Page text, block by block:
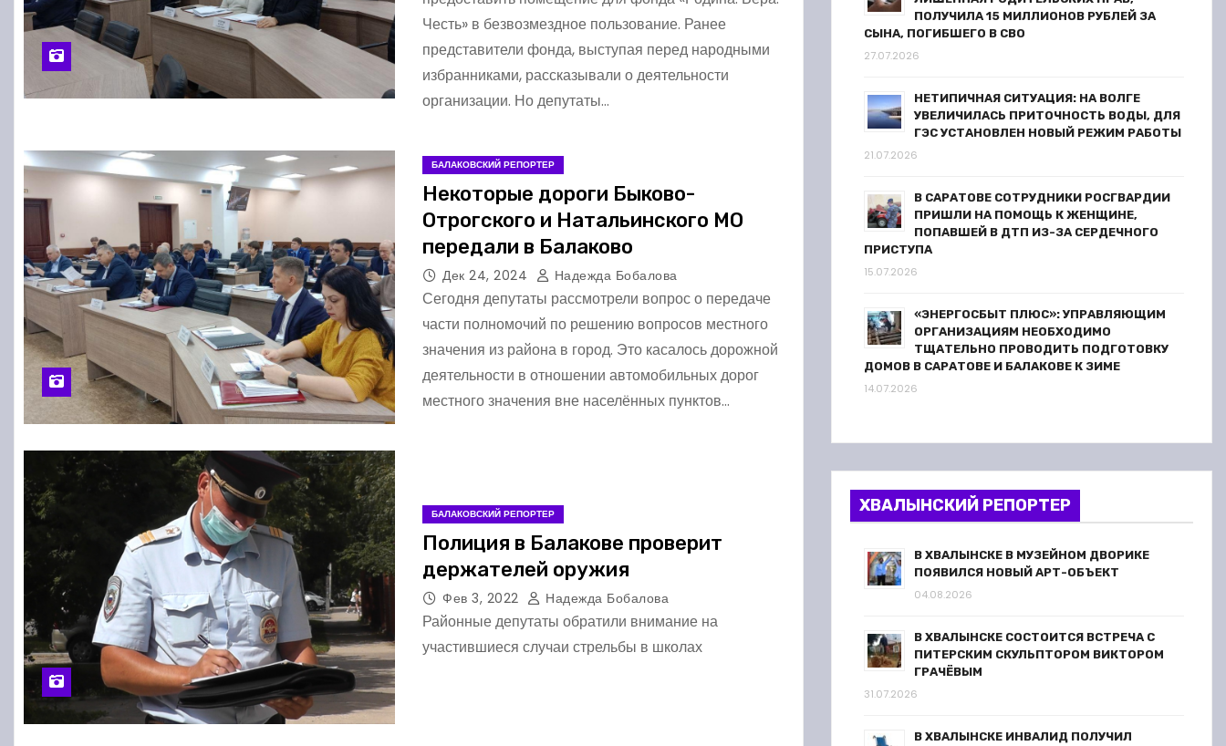
Честь» в безвозмездное пользование. Ранее
представители фонда, выступая перед народными
избранниками, рассказывали о деятельности
организации. Но депутаты…
БАЛАКОВСКИЙ РЕПОРТЕР
Некоторые дороги Быково-
Отрогского и Натальинского МО
передали в Балаково
Дек 24, 2024 Надежда Бобалова
Сегодня депутаты рассмотрели вопрос о передаче
части полномочий по решению вопросов местного
значения из района в город. Это касалось дорожной
деятельности в отношении автомобильных дорог
местного значения вне населённых пунктов…
БАЛАКОВСКИЙ РЕПОРТЕР
Полиция в Балакове проверит
держателей оружия
Фев 3, 2022 Надежда Бобалова
Районные депутаты обратили внимание на
участившиеся случаи стрельбы в школах
ПОЛУЧИЛА 15 МИЛЛИОНОВ РУБЛЕЙ ЗА
СЫНА, ПОГИБШЕГО В СВО
27.07.2026
НЕТИПИЧНАЯ СИТУАЦИЯ: НА ВОЛГЕ
УВЕЛИЧИЛАСЬ ПРИТОЧНОСТЬ ВОДЫ, ДЛЯ
ГЭС УСТАНОВЛЕН НОВЫЙ РЕЖИМ РАБОТЫ
21.07.2026
В САРАТОВЕ СОТРУДНИКИ РОСГВАРДИИ
ПРИШЛИ НА ПОМОЩЬ К ЖЕНЩИНЕ,
ПОПАВШЕЙ В ДТП ИЗ-ЗА СЕРДЕЧНОГО
ПРИСТУПА
15.07.2026
«ЭНЕРГОСБЫТ ПЛЮС»: УПРАВЛЯЮЩИМ
ОРГАНИЗАЦИЯМ НЕОБХОДИМО
ТЩАТЕЛЬНО ПРОВОДИТЬ ПОДГОТОВКУ
ДОМОВ В САРАТОВЕ И БАЛАКОВЕ К ЗИМЕ
14.07.2026
ХВАЛЫНСКИЙ РЕПОРТЕР
В ХВАЛЫНСКЕ В МУЗЕЙНОМ ДВОРИКЕ
ПОЯВИЛСЯ НОВЫЙ АРТ-ОБЪЕКТ
04.08.2026
В ХВАЛЫНСКЕ СОСТОИТСЯ ВСТРЕЧА С
ПИТЕРСКИМ СКУЛЬПТОРОМ ВИКТОРОМ
ГРАЧЁВЫМ
31.07.2026
В ХВАЛЫНСКЕ ИНВАЛИД ПОЛУЧИЛ